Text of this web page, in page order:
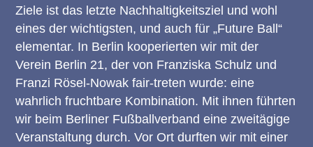
Ziele ist das letzte Nachhaltigkeitsziel und wohl
eines der wichtigsten, und auch für „Future Ball“
elementar. In Berlin kooperierten wir mit der
Verein Berlin 21, der von Franziska Schulz und
Franzi Rösel-Nowak fair-treten wurde: eine
wahrlich fruchtbare Kombination. Mit ihnen führten
wir beim Berliner Fußballverband eine zweitägige
Veranstaltung durch. Vor Ort durften wir mit einer